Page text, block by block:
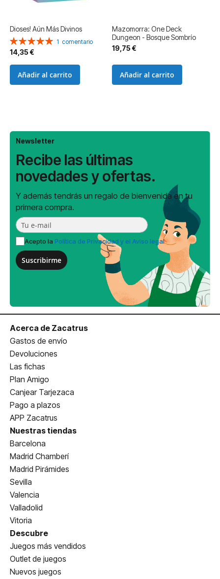
Dioses! Aún Más Divinos
Valoración:
100%
1 comentario
14,35 €
Añadir al carrito
Mazomorra: One Deck
Dungeon - Bosque Sombrío
19,75 €
Añadir al carrito
Newsletter
Recibe las últimas
novedades y ofertas.
Y además tendrás un regalo de bienvenida en tu
primera compra.
Acepto la Política de Privacidad y el Aviso legal
Suscribirme
Acerca de Zacatrus
Gastos de envío
Devoluciones
Las fichas
Plan Amigo
Canjear Tarjezaca
Pago a plazos
APP Zacatrus
Nuestras tiendas
Barcelona
Madrid Chamberí
Madrid Pirámides
Sevilla
Valencia
Valladolid
Vitoria
Descubre
Juegos más vendidos
Outlet de juegos
Nuevos juegos